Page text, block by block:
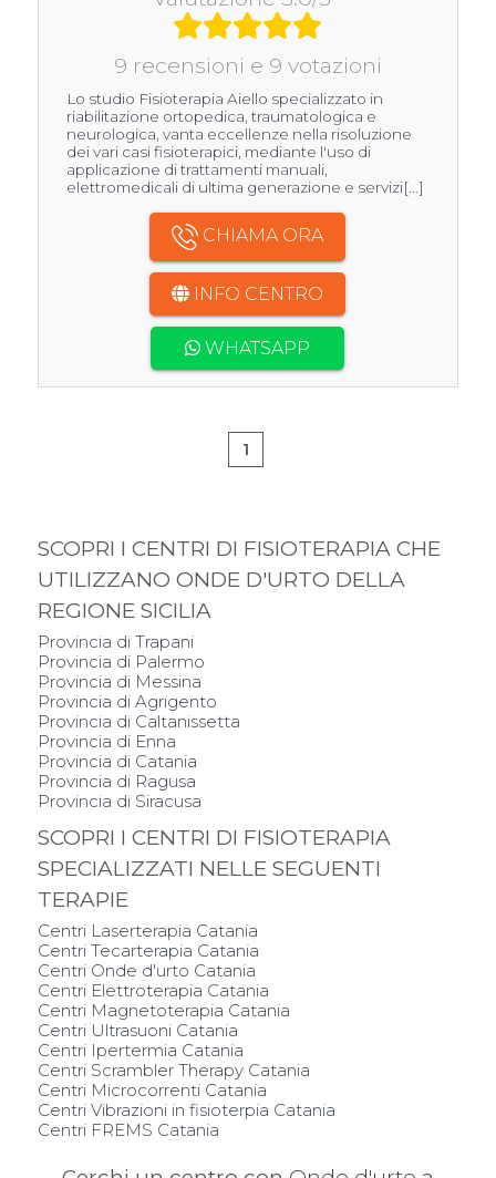
9 recensioni e 9 votazioni
Lo studio Fisioterapia Aiello specializzato in
riabilitazione ortopedica, traumatologica e
neurologica, vanta eccellenze nella risoluzione
dei vari casi fisioterapici, mediante l'uso di
applicazione di trattamenti manuali,
elettromedicali di ultima generazione e servizi[...]
CHIAMA ORA
INFO CENTRO
WHATSAPP
1
SCOPRI I CENTRI DI FISIOTERAPIA CHE
UTILIZZANO ONDE D'URTO DELLA
REGIONE SICILIA
Provincia di Trapani
Provincia di Palermo
Provincia di Messina
Provincia di Agrigento
Provincia di Caltanissetta
Provincia di Enna
Provincia di Catania
Provincia di Ragusa
Provincia di Siracusa
SCOPRI I CENTRI DI FISIOTERAPIA
SPECIALIZZATI NELLE SEGUENTI
TERAPIE
Centri Laserterapia Catania
Centri Tecarterapia Catania
Centri Onde d'urto Catania
Centri Elettroterapia Catania
Centri Magnetoterapia Catania
Centri Ultrasuoni Catania
Centri Ipertermia Catania
Centri Scrambler Therapy Catania
Centri Microcorrenti Catania
Centri Vibrazioni in fisioterpia Catania
Centri FREMS Catania